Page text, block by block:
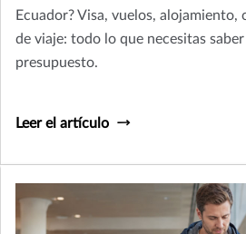
Ecuador? Visa, vuelos, alojamiento,
de viaje: todo lo que necesitas
presupuesto.
Leer el artículo